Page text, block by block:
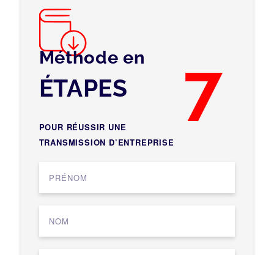
Méthode en 7
ÉTAPES
POUR RÉUSSIR UNE
TRANSMISSION D’ENTREPRISE